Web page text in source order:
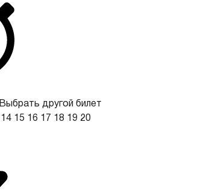
Выбрать другой билет
14 15 16 17 18 19 20